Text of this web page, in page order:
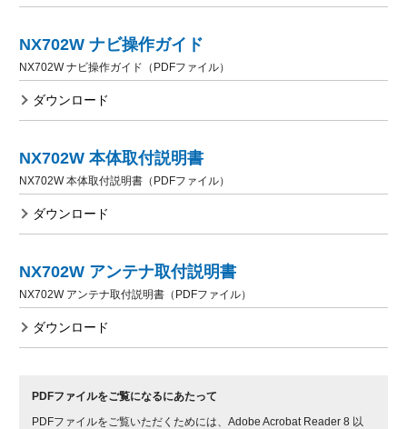
NX702W ナビ操作ガイド
NX702W ナビ操作ガイド（PDFファイル）
ダウンロード
NX702W 本体取付説明書
NX702W 本体取付説明書（PDFファイル）
ダウンロード
NX702W アンテナ取付説明書
NX702W アンテナ取付説明書（PDFファイル）
ダウンロード
PDFファイルをご覧になるにあたって
PDFファイルをご覧いただくためには、Adobe Acrobat Reader 8 以